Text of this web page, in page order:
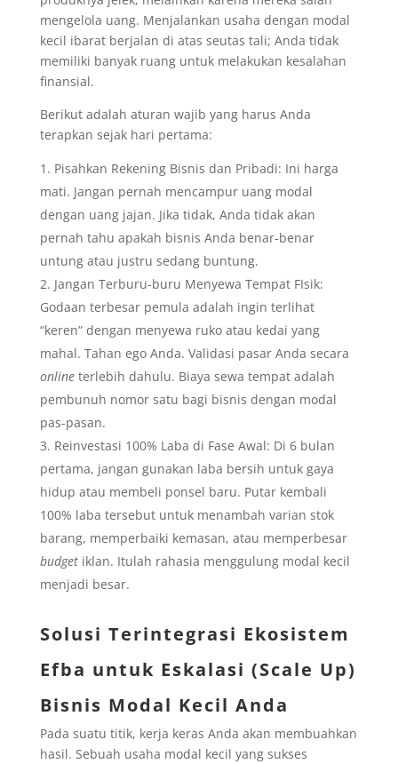
mengelola uang. Menjalankan usaha dengan modal
kecil ibarat berjalan di atas seutas tali; Anda tidak
memiliki banyak ruang untuk melakukan kesalahan
finansial.
Berikut adalah aturan wajib yang harus Anda
terapkan sejak hari pertama:
Pisahkan Rekening Bisnis dan Pribadi: Ini harga
mati. Jangan pernah mencampur uang modal
dengan uang jajan. Jika tidak, Anda tidak akan
pernah tahu apakah bisnis Anda benar-benar
untung atau justru sedang buntung.
Jangan Terburu-buru Menyewa Tempat FIsik:
Godaan terbesar pemula adalah ingin terlihat
“keren” dengan menyewa ruko atau kedai yang
mahal. Tahan ego Anda. Validasi pasar Anda secara
onlineterlebih dahulu. Biaya sewa tempat adalah
pembunuh nomor satu bagi bisnis dengan modal
pas-pasan.
Reinvestasi 100% Laba di Fase Awal: Di 6 bulan
pertama, jangan gunakan laba bersih untuk gaya
hidup atau membeli ponsel baru. Putar kembali
100% laba tersebut untuk menambah varian stok
barang, memperbaiki kemasan, atau memperbesar
budgetiklan. Itulah rahasia menggulung modal kecil
menjadi besar.
Solusi Terintegrasi Ekosistem
Efba untuk Eskalasi (Scale Up)
Bisnis Modal Kecil Anda
Pada suatu titik, kerja keras Anda akan membuahkan
hasil. Sebuah usaha modal kecil yang sukses